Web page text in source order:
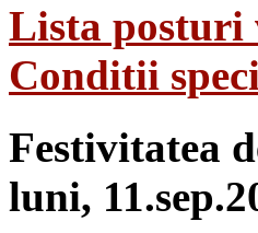
Lista posturi
Conditii
Festivitatea
luni,